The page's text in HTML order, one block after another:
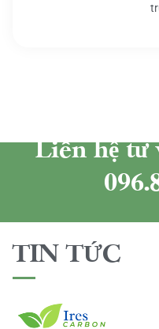
Liên hệ tư
TIN TỨC